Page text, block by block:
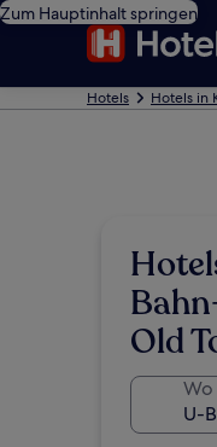
Zum Hauptinhalt springen
Hotels Hotels in
Old
Wo